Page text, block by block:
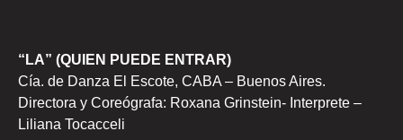
“LA” (QUIEN PUEDE ENTRAR)
Cía. de Danza El Escote, CABA – Buenos Aires.
Directora y Coreógrafa: Roxana Grinstein- Interprete –
Liliana Tocacceli